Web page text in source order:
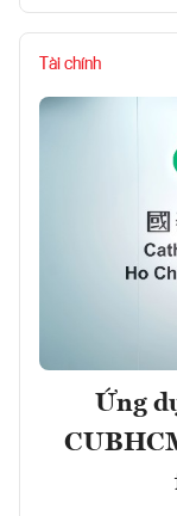
Tài chính
Ứng